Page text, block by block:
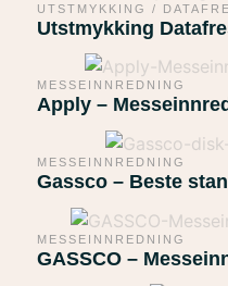
UTSTMYKKING /
Utstmykking
MESSEINNREDNING
Apply –
MESSEINNREDNING
Gassco – Beste
MESSEINNREDNING
GASSCO –